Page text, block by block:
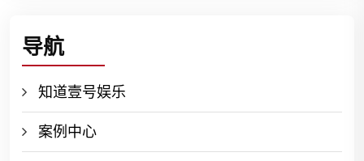
导航
知道壹号娱乐
案例中心